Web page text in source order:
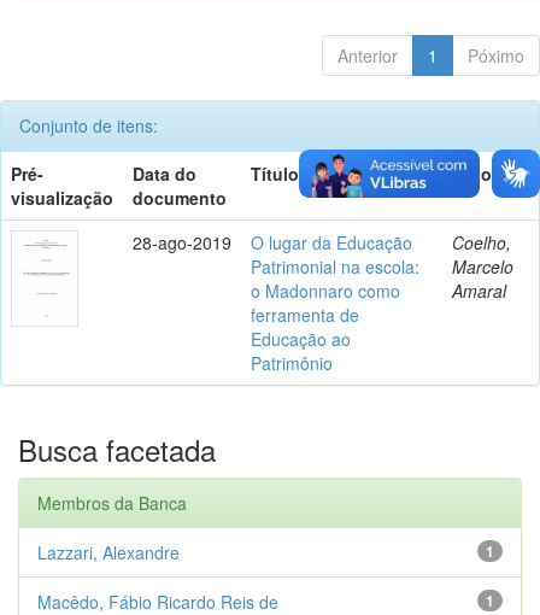
Anterior 1 Póximo
Conjunto de itens:
Pré-
visualização
Data do
documento
Título Autor(es)
28-ago-2019
O lugar da Educação
Patrimonial na escola:
o Madonnaro como
ferramenta de
Educação ao
Patrimônio
Coelho,
Marcelo
Amaral
Busca facetada
Membros da Banca
1
Lazzari, Alexandre
1
Macêdo, Fábio Ricardo Reis de